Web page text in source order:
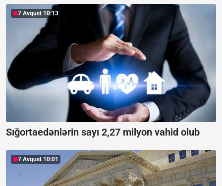
7 Avqust 10:13
Sığortaedənlərin sayı 2,27 milyon vahid olub
7 Avqust 10:01